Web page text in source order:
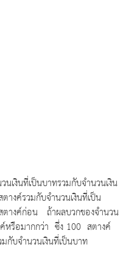
เงินที่เป็นบาทรวมกับจำนวนเงิน
งค์รวมกับจำนวนเงินที่เป็น
างค์ก่อน ถ้าผลบวกของจำนวน
หรือมากกว่า ซึ่ง 100 สตางค์
กับจำนวนเงินที่เป็นบาท